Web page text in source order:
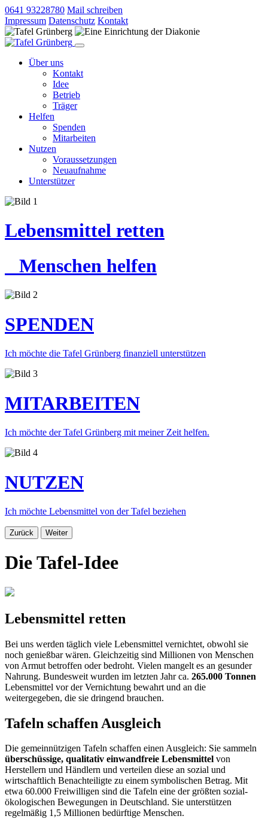
0641 93228780 Mail schreiben
Impressum Datenschutz Kontakt
Über uns
Kontakt
Idee
Betrieb
Träger
Helfen
Spenden
Mitarbeiten
Nutzen
Voraussetzungen
Neuaufnahme
Unterstützer
Lebensmittel retten
Menschen helfen
SPENDEN
Ich möchte die Tafel Grünberg finanziell unterstützen
MITARBEITEN
Ich möchte der Tafel Grünberg mit meiner Zeit helfen.
NUTZEN
Ich möchte Lebensmittel von der Tafel beziehen
Zurück Weiter
Die Tafel-Idee
Lebensmittel retten
Bei uns werden täglich viele Lebensmittel vernichtet, obwohl sie
noch genießbar wären. Gleich­zeitig sind Millionen von Menschen
von Armut betroffen oder bedroht. Vielen mangelt es an gesunder
Nahrung. Bundesweit wurden im letzten Jahr ca. 265.000 Tonnen
Lebensmittel vor der Vernichtung bewahrt und an die
weitergegeben, die sie dringend brauchen.
Tafeln schaffen Ausgleich
Die gemeinnützigen Tafeln schaffen einen Ausgleich: Sie sammeln
überschüssige, qualitativ einwandfreie Lebensmittel von
Herstellern und Händlern und verteilen diese an sozial und
wirtschaftlich Benachteiligte zu einem symbolischen Betrag. Mit
etwa 60.000 Freiwilligen sind die Tafeln eine der größten sozial-
ökologischen Bewegungen in Deutschland. Sie unterstützen
regelmäßig 1,5 Millionen bedürftige Menschen.